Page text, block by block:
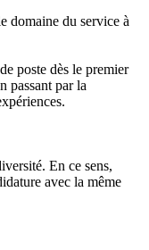
domaine du service à
poste dès le premier
passant par la
En ce sens,
avec la même